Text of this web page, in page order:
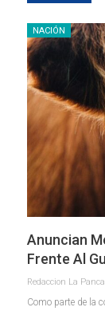
NACIÓN
Anuncian
Frente Al
Como parte de la